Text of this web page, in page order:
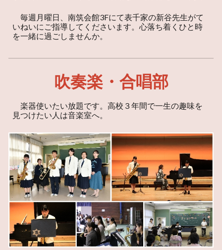
毎週月曜日、南筑会館3Fにて表千家の新谷先生がて
いねいにご指導してくださいます。心落ち着くひと時
を一緒に過ごしませんか。
吹奏楽・合唱部
楽器使いたい放題です。高校３年間で一生の趣味を
見つけたい人は音楽室へ。